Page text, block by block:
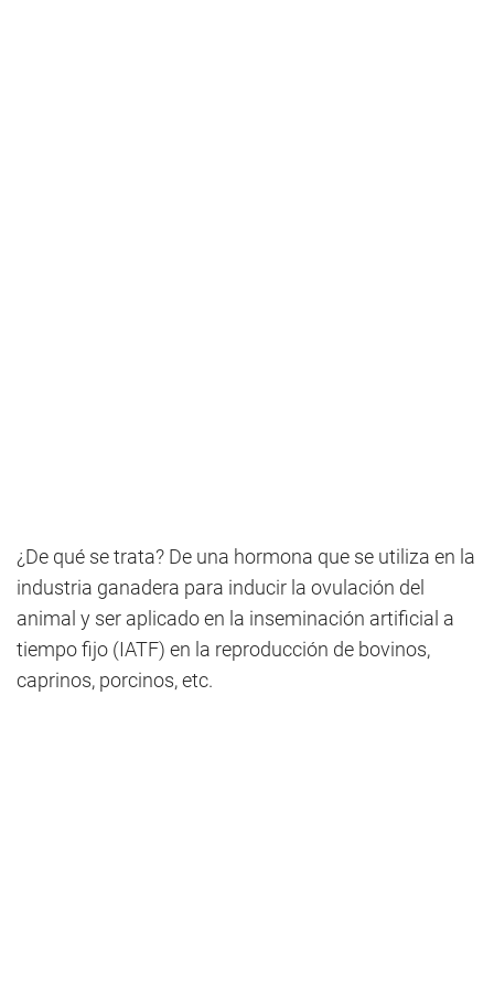
¿De qué se trata? De una hormona que se utiliza en la
industria ganadera para inducir la ovulación del
animal y ser aplicado en la inseminación artificial a
tiempo fijo (IATF) en la reproducción de bovinos,
caprinos, porcinos, etc.